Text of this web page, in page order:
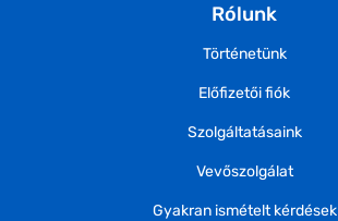
Rólunk
Történetünk
Előfizetői fiók
Szolgáltatásaink
Vevőszolgálat
Gyakran ismételt kérdések